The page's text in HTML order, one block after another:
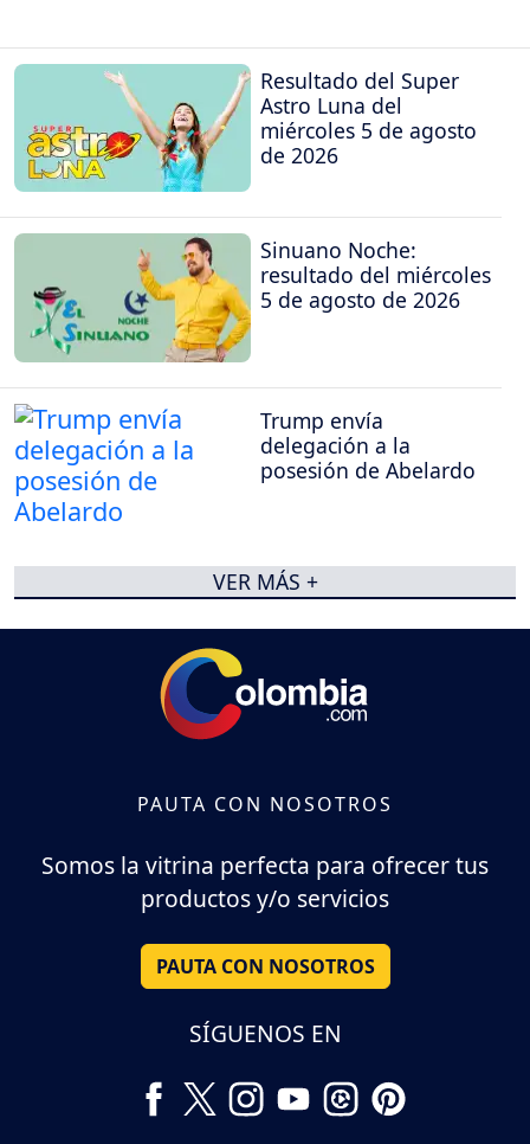
Resultado del Super
Astro Luna del
miércoles 5 de agosto
de 2026
Sinuano Noche:
resultado del miércoles
5 de agosto de 2026
Trump envía
delegación a la
posesión de Abelardo
VER MÁS +
PAUTA CON NOSOTROS
Somos la vitrina perfecta para ofrecer tus
productos y/o servicios
PAUTA CON NOSOTROS
SÍGUENOS EN